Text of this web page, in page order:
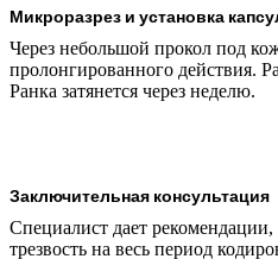
Микроразрез и установка
Через небольшой прокол под
пролонгированного действия.
Ранка затянется через неделю.
Заключительная консультация
Специалист дает
трезвость на весь период